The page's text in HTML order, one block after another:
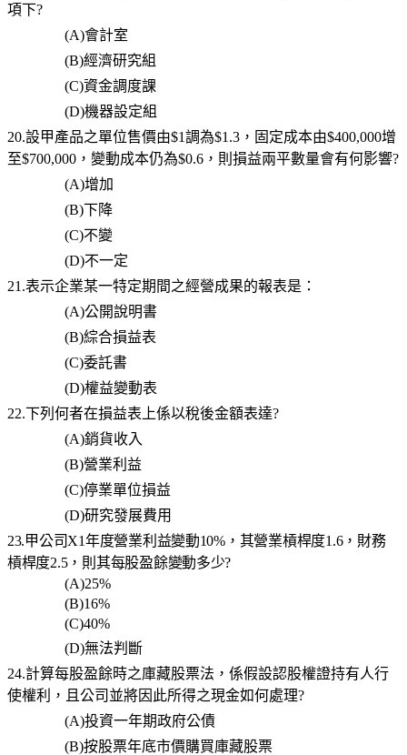
項下?
(A)會計室
(B)經濟研究組
(C)資金調度課
(D)機器設定組
20.設甲產品之單位售價由$1調為$1.3，固定成本由$400,000增
至$700,000，變動成本仍為$0.6，則損益兩平數量會有何影響?
(A)增加
(B)下降
(C)不變
(D)不一定
21.表示企業某一特定期間之經營成果的報表是：
(A)公開說明書
(B)綜合損益表
(C)委託書
(D)權益變動表
22.下列何者在損益表上係以稅後金額表達?
(A)銷貨收入
(B)營業利益
(C)停業單位損益
(D)研究發展費用
23.甲公司X1年度營業利益變動10%，其營業槓桿度1.6，財務
槓桿度2.5，則其每股盈餘變動多少?
(A)25%
(B)16%
(C)40%
(D)無法判斷
24.計算每股盈餘時之庫藏股票法，係假設認股權證持有人行
使權利，且公司並將因此所得之現金如何處理?
(A)投資一年期政府公債
(B)按股票年底市價購買庫藏股票